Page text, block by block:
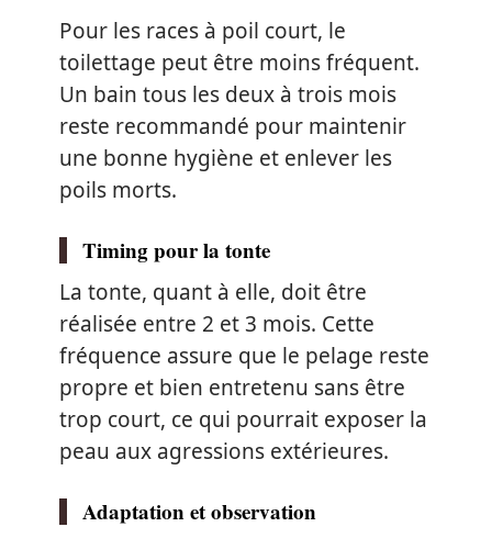
Pour les races à poil court, le
toilettage peut être moins fréquent.
Un bain tous les deux à trois mois
reste recommandé pour maintenir
une bonne hygiène et enlever les
poils morts.
Timing pour la tonte
La tonte, quant à elle, doit être
réalisée entre 2 et 3 mois. Cette
fréquence assure que le pelage reste
propre et bien entretenu sans être
trop court, ce qui pourrait exposer la
peau aux agressions extérieures.
Adaptation et observation